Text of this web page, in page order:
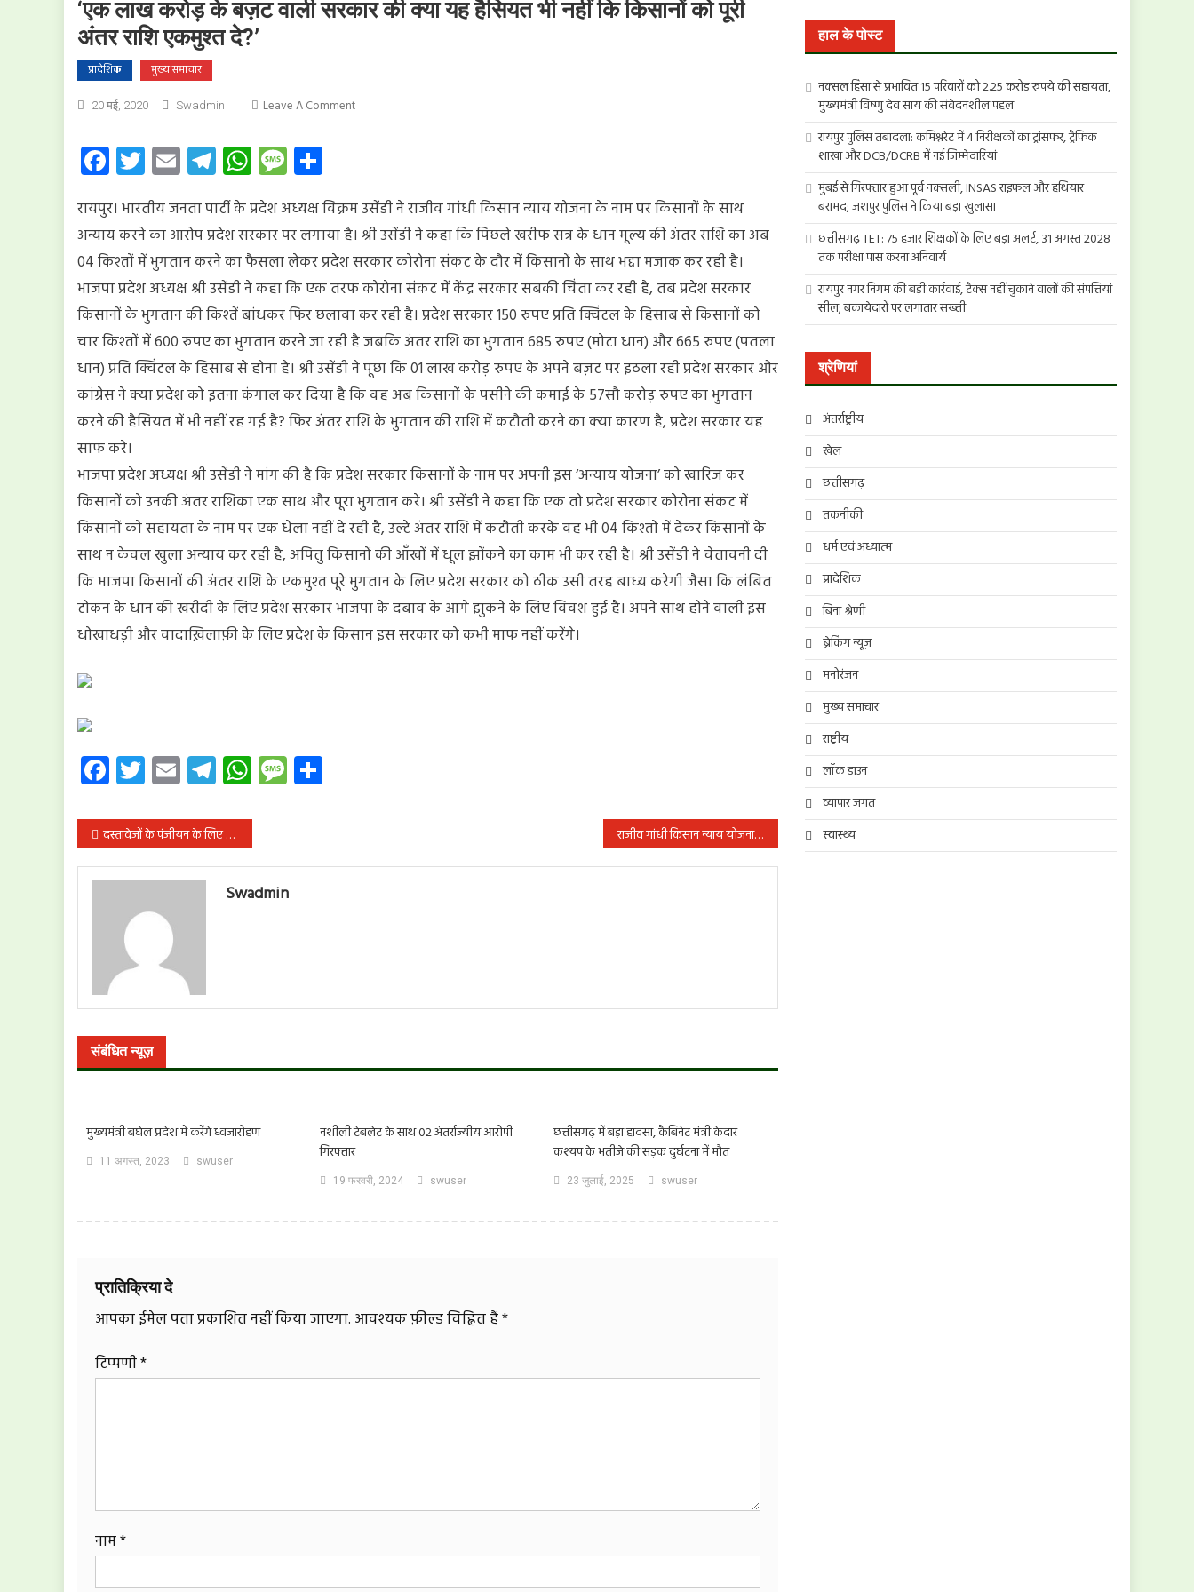
‘एक लाख करोड़ के बज़ट वाली सरकार की क्या यह हैसियत भी नहीं कि किसानों को पूरी
अंतर राशि एकमुश्त दे?’
प्रादेशिक मुख्य समाचार
20 मई, 2020 Swadmin Leave A CommentOn
बज़ट
वाली
की
क्या
यह
हैसियत
भी
नहीं
कि
किसानों
को
अंतर
राशि
एकमुश्त
दे?’
Facebook
Twitter
EmailTelegram
WhatsApp
Message
रायपुर। भारतीय जनता पार्टी के प्रदेश अध्यक्ष विक्रम उसेंडी ने राजीव गांधी किसान न्याय योजना के नाम पर किसानों के साथ
अन्याय करने का आरोप प्रदेश सरकार पर लगाया है। श्री उसेंडी ने कहा कि पिछले खरीफ सत्र के धान मूल्य की अंतर राशि का अब
04 किश्तों में भुगतान करने का फैसला लेकर प्रदेश सरकार कोरोना संकट के दौर में किसानों के साथ भद्दा मजाक कर रही है।
भाजपा प्रदेश अध्यक्ष श्री उसेंडी ने कहा कि एक तरफ कोरोना संकट में केंद्र सरकार सबकी चिंता कर रही है, तब प्रदेश सरकार
किसानों के भुगतान की किश्तें बांधकर फिर छलावा कर रही है। प्रदेश सरकार 150 रुपए प्रति क्विंटल के हिसाब से किसानों को
चार किश्तों में 600 रुपए का भुगतान करने जा रही है जबकि अंतर राशि का भुगतान 685 रुपए (मोटा धान) और 665 रुपए (पतला
धान) प्रति क्विंटल के हिसाब से होना है। श्री उसेंडी ने पूछा कि 01 लाख करोड़ रुपए के अपने बज़ट पर इठला रही प्रदेश सरकार और
कांग्रेस ने क्या प्रदेश को इतना कंगाल कर दिया है कि वह अब किसानों के पसीने की कमाई के 57सौ करोड़ रुपए का भुगतान
करने की हैसियत में भी नहीं रह गई है? फिर अंतर राशि के भुगतान की राशि में कटौती करने का क्या कारण है, प्रदेश सरकार यह
साफ करे।
भाजपा प्रदेश अध्यक्ष श्री उसेंडी ने मांग की है कि प्रदेश सरकार किसानों के नाम पर अपनी इस ‘अन्याय योजना’ को खारिज कर
किसानों को उनकी अंतर राशिका एक साथ और पूरा भुगतान करे। श्री उसेंडी ने कहा कि एक तो प्रदेश सरकार कोरोना संकट में
किसानों को सहायता के नाम पर एक धेला नहीं दे रही है, उल्टे अंतर राशि में कटौती करके वह भी 04 किश्तों में देकर किसानों के
साथ न केवल खुला अन्याय कर रही है, अपितु किसानों की आँखों में धूल झोंकने का काम भी कर रही है। श्री उसेंडी ने चेतावनी दी
कि भाजपा किसानों की अंतर राशि के एकमुश्त पूरे भुगतान के लिए प्रदेश सरकार को ठीक उसी तरह बाध्य करेगी जैसा कि लंबित
टोकन के धान की खरीदी के लिए प्रदेश सरकार भाजपा के दबाव के आगे झुकने के लिए विवश हुई है। अपने साथ होने वाली इस
धोखाधड़ी और वादाख़िलाफ़ी के लिए प्रदेश के किसान इस सरकार को कभी माफ नहीं करेंगे।
Facebook
Twitter
EmailTelegram
WhatsApp
Message
पोस्ट
नेविगेशन
दस्तावेजों के पंजीयन के लिए संशोधित दिशा-निर्देश राजीव गांधी किसान न्याय योजना का आगाज 21 मई को प्रथम किश्त के रूप में 1500 करोड़ रूपए कृषकों के खातों में होगा ऑनलाईन अंतरण
Swadmin
संबंधित न्यूज़
मुख्यमंत्री बघेल प्रदेश में करेंगे ध्वजारोहण
11 अगस्त, 2023 swuser
नशीली टेबलेट के साथ 02 अंतर्राज्यीय आरोपी
गिरफ्तार
19 फरवरी, 2024 swuser
छत्तीसगढ़ में बड़ा हादसा, कैबिनेट मंत्री केदार
कश्यप के भतीजे की सड़क दुर्घटना में मौत
23 जुलाई, 2025 swuser
प्रातिक्रिया दे
आपका ईमेल पता प्रकाशित नहीं किया जाएगा. आवश्यक फ़ील्ड चिह्नित हैं*
टिप्पणी*
नाम*
हाल के पोस्ट
नक्सल हिंसा से प्रभावित 15 परिवारों को 2.25 करोड़ रुपये की सहायता,
मुख्यमंत्री विष्णु देव साय की संवेदनशील पहल
रायपुर पुलिस तबादला: कमिश्नरेट में 4 निरीक्षकों का ट्रांसफर, ट्रैफिक
शाखा और DCB/DCRB में नई जिम्मेदारियां
मुंबई से गिरफ्तार हुआ पूर्व नक्सली, INSAS राइफल और हथियार
बरामद; जशपुर पुलिस ने किया बड़ा खुलासा
छत्तीसगढ़ TET: 75 हजार शिक्षकों के लिए बड़ा अलर्ट, 31 अगस्त 2028
तक परीक्षा पास करना अनिवार्य
रायपुर नगर निगम की बड़ी कार्रवाई, टैक्स नहीं चुकाने वालों की संपत्तियां
सील; बकायेदारों पर लगातार सख्ती
श्रेणियां
अंतर्राष्ट्रीय
खेल
छत्तीसगढ़
तकनीकी
धर्म एवं अध्यात्म
प्रादेशिक
बिना श्रेणी
ब्रेकिंग न्यूज़
मनोरंजन
मुख्य समाचार
राष्ट्रीय
लॉक डाउन
व्यापार जगत
स्वास्थ्य